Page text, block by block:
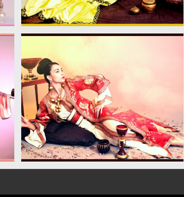
large_39477_46569
large_39480_46572